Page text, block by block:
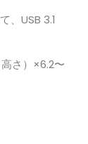
、USB 3.1
さ）×6.2〜